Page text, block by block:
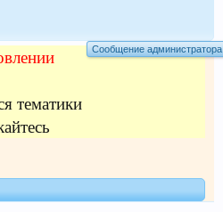
Сообщение администратора
тематики